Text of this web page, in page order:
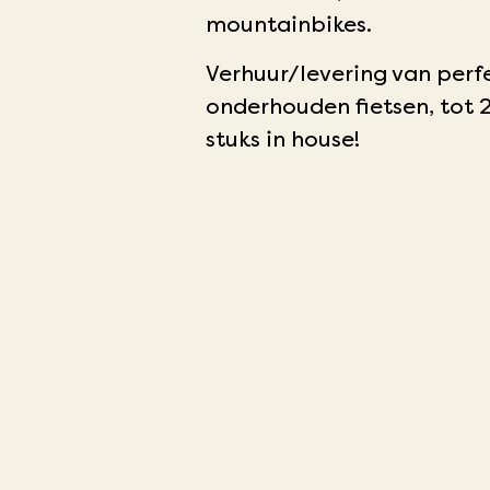
mountainbikes.
Verhuur/levering van
onderhouden fietsen, tot
stuks in house!